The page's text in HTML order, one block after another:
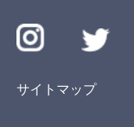
サイトマップ